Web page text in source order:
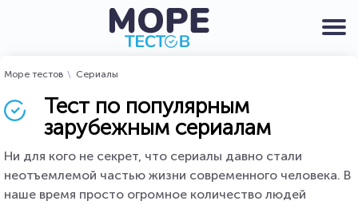
Море тестов Сериалы
Тест по популярным
зарубежным сериалам
Ни для кого не секрет, что сериалы давно стали
неотъемлемой частью жизни современного человека. В
наше время просто огромное количество людей